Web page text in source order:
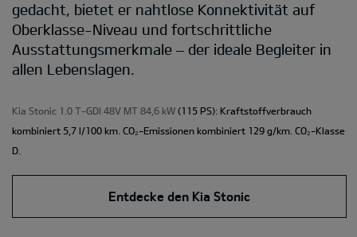
gedacht, bietet er nahtlose Konnektivität auf
Oberklasse-Niveau und fortschrittliche
Ausstattungsmerkmale – der ideale Begleiter in
allen Lebenslagen.
Kia Stonic 1.0 T-GDI 48V MT 84,6 kW (115 PS): Kraftstoffverbrauch
kombiniert 5,7 l/100 km. CO₂-Emissionen kombiniert 129 g/km. CO₂-Klasse
D.
Entdecke den Kia Stonic